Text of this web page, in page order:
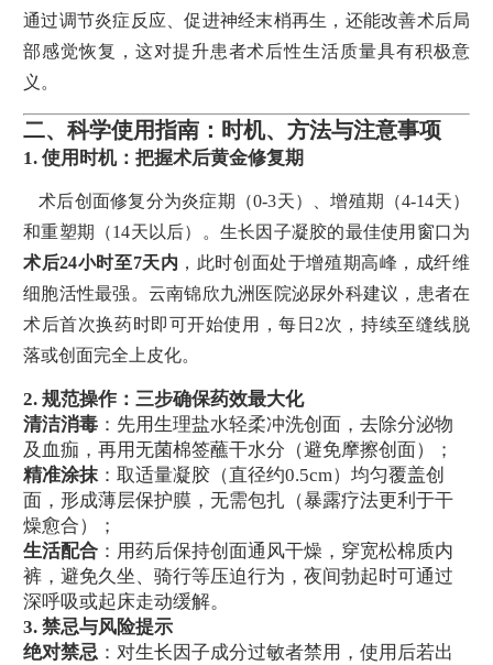
通过调节炎症反应、促进神经末梢再生，还能改善术后局
部感觉恢复，这对提升患者术后性生活质量具有积极意
义。
二、科学使用指南：时机、方法与注意事项
1. 使用时机：把握术后黄金修复期
术后创面修复分为炎症期（0-3天）、增殖期（4-14天）
和重塑期（14天以后）。生长因子凝胶的最佳使用窗口为
术后24小时至7天内 ，此时创面处于增殖期高峰，成纤维
细胞活性最强。云南锦欣九洲医院泌尿外科建议，患者在
术后首次换药时即可开始使用，每日2次，持续至缝线脱
落或创面完全上皮化。
2. 规范操作：三步确保药效最大化
清洁消毒 ：先用生理盐水轻柔冲洗创面，去除分泌物
及血痂，再用无菌棉签蘸干水分（避免摩擦创面）；
精准涂抹 ：取适量凝胶（直径约0.5cm）均匀覆盖创
面，形成薄层保护膜，无需包扎（暴露疗法更利于干
燥愈合）；
生活配合 ：用药后保持创面通风干燥，穿宽松棉质内
裤，避免久坐、骑行等压迫行为，夜间勃起时可通过
深呼吸或起床走动缓解。
3. 禁忌与风险提示
绝对禁忌 ：对生长因子成分过敏者禁用，使用后若出